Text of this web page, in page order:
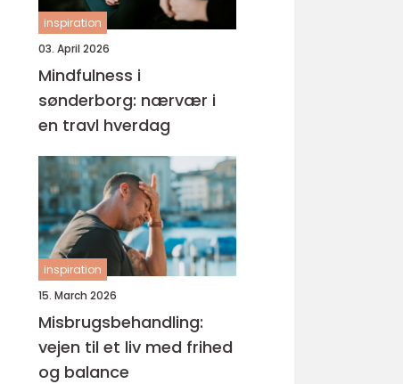
inspiration
03. April 2026
Mindfulness i
sønderborg: nærvær i
en travl hverdag
inspiration
15. March 2026
Misbrugsbehandling:
vejen til et liv med frihed
og balance